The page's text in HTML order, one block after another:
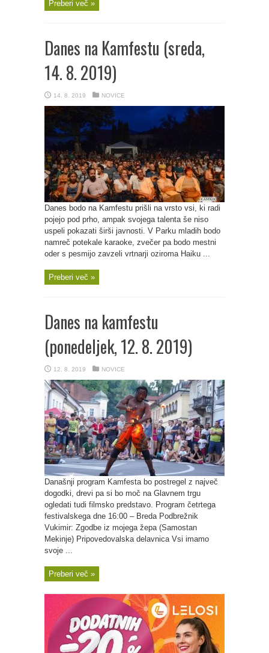
Preberi več »
Danes na Kamfestu (sreda,
14. 8. 2019)
14. 8. 2019 NOVICE
Danes bodo na Kamfestu prišli na vrsto vsi, ki radi
pojejo pod prho, ampak svojega talenta še niso
uspeli pokazati širši javnosti. V Parku mladih bodo
namreč potekale karaoke, zvečer pa bodo mestni
oder s pesmijo zavzeli vrtnarji oziroma Haiku ...
Preberi več »
Danes na kamfestu
(ponedeljek, 12. 8. 2019)
12. 8. 2019 NOVICE
Današnji program Kamfesta bo postregel z največ
dogodki, drevi pa si bo moč na Glavnem trgu
ogledati tudi filmsko predstavo. Program četrtega
festivalskega dne 16:00 – Breda Podbrežnik
Vukimir: Zgodbe iz mojega žepa (Samostan
Mekinje) Pripovedovalska delavnica Vsi imamo
svoje ...
Preberi več »